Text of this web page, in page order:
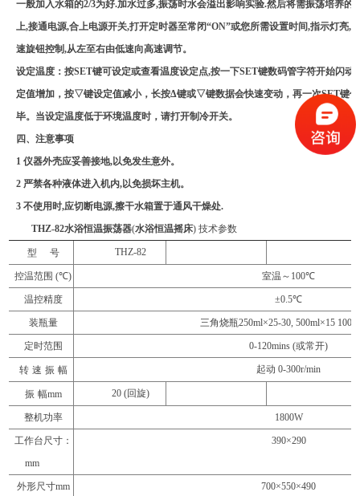
一般加入水箱的2/3为好.加水过多,振荡时水会溢出影响实验.然后将需振荡培养的
上,接通电源,合上电源开关,打开定时器至常闭“ON”或您所需设置时间,指示灯亮,
速旋钮控制,从左至右由低速向高速调节。
设定温度：按SET键可设定或查看温度设定点,按一下SET键数码管字符开始闪动
定值增加，按▽键设定值减小，长按Δ键或▽键数据会快速变动，再一次SET键
毕。当设定温度低于环境温度时，请打开制冷开关。
四、注意事项
1仪器外壳应妥善接地,以免发生意外。
2 严禁各种液体进入机内,以免损坏主机。
3不使用时,应切断电源,擦干水箱置于通风干燥处.
THZ-82水浴恒温振荡器(水浴恒温摇床)技术参数
型 号 THZ-82
控温范围 (℃) 室温～ 100℃
温控精度 ±0.5℃
装瓶量 三角烧瓶250ml×25-30, 500ml×15
定时范围 0-120mins (或常开)
转 速 振 幅 起动 0-300r/min
振 幅mm 20 (回旋)
整机功率 1800W
工作台尺寸：
mm
390×290
外形尺寸mm 700×550×490